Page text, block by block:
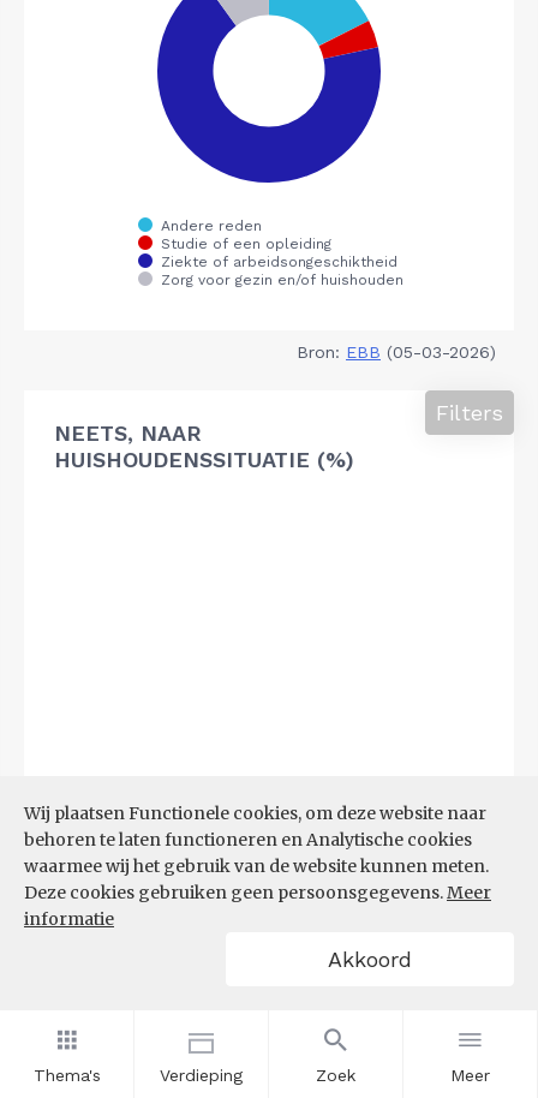
Thema's Verdieping Zoek Meer
Wij plaatsen Functionele cookies, om deze website naar
behoren te laten functioneren en Analytische cookies
waarmee wij het gebruik van de website kunnen meten.
Deze cookies gebruiken geen persoonsgegevens.Meer
informatie
Akkoord
Bron: EBB (05-03-2026)
NEETS, NAAR
HUISHOUDENSSITUATIE (%)
Filters